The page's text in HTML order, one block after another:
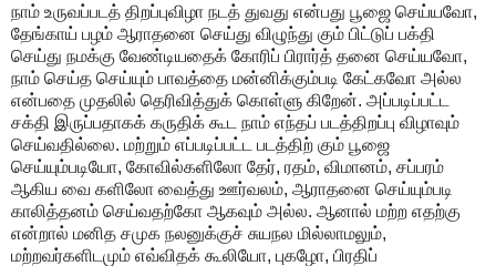
நாம் உருவப்படத் திறப்புவிழா நடத் துவது என்பது பூஜை செய்யவோ,
தேங்காய் பழம் ஆராதனை செய்து விழுந்து கும் பிட்டுப் பக்தி
செய்து நமக்கு வேண்டியதைக் கோரிப் பிரார்த் தனை செய்யவோ,
நாம் செய்த செய்யும் பாவத்தை மன்னிக்கும்படி கேட்கவோ அல்ல
என்பதை முதலில் தெரிவித்துக் கொள்ளு கிறேன். அப்படிப்பட்ட
சக்தி இருப்பதாகக் கருதிக் கூட நாம் எந்தப் படத்திறப்பு விழாவும்
செய்வதில்லை. மற்றும் எப்படிப்பட்ட படத்திற் கும் பூஜை
செய்யும்படியோ, கோவில்களிலோ தேர், ரதம், விமானம், சப்பரம்
ஆகிய வை களிலோ வைத்து ஊர்வலம், ஆராதனை செய்யும்படி
காலித்தனம் செய்வதற்கோ ஆகவும் அல்ல. ஆனால் மற்ற எதற்கு
என்றால் மனித சமுக நலனுக்குச் சுயநல மில்லாமலும்,
மற்றவர்களிடமும் எவ்விதக் கூலியோ, புகழோ, பிரதிப்